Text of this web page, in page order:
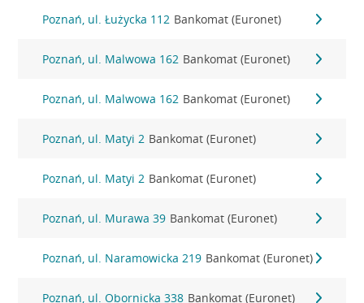
Poznań, ul. Łużycka 112 Bankomat (Euronet)
Poznań, ul. Malwowa 162 Bankomat (Euronet)
Poznań, ul. Malwowa 162 Bankomat (Euronet)
Poznań, ul. Matyi 2 Bankomat (Euronet)
Poznań, ul. Matyi 2 Bankomat (Euronet)
Poznań, ul. Murawa 39 Bankomat (Euronet)
Poznań, ul. Naramowicka 219 Bankomat (Euronet)
Poznań, ul. Obornicka 338 Bankomat (Euronet)